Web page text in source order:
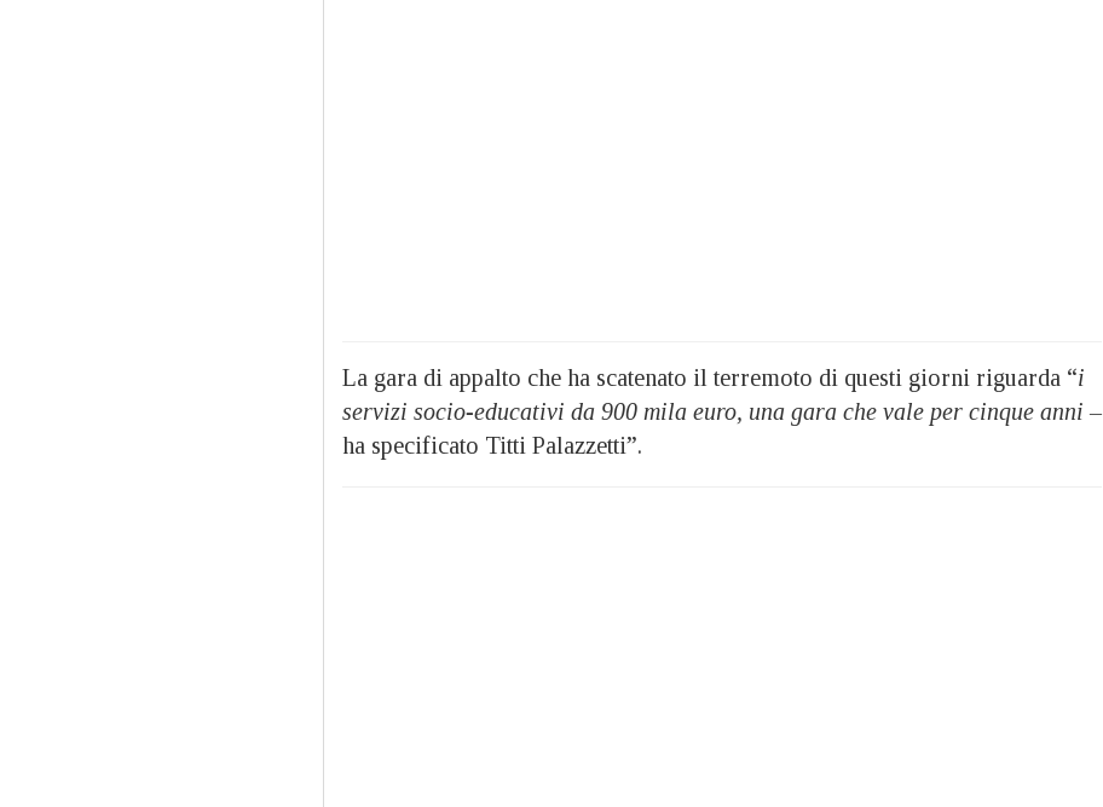
La gara di appalto che ha scatenato il terremoto di questi giorni riguarda “i
servizi socio-educativi da 900 mila euro, una gara che vale per cinque anni –
ha specificato Titti Palazzetti”.